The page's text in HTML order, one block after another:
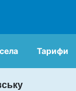
Тарифи